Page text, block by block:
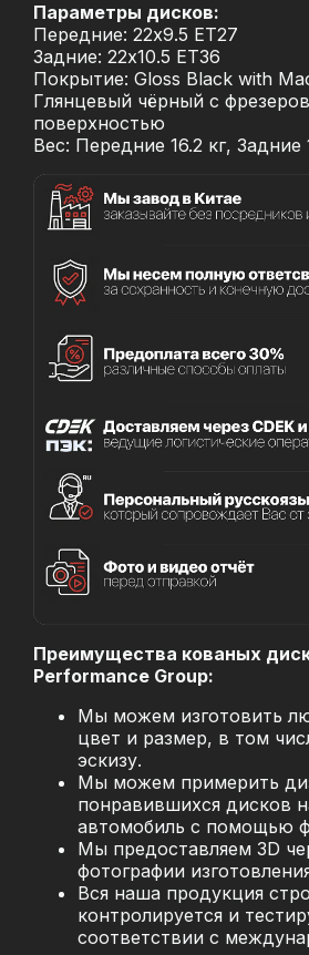
Параметры дисков:
Передние: 22x9.5 ET27
Задние: 22x10.5 ET36
Покрытие: Gloss Black with
Глянцевый чёрный с
поверхностью
Вес: Передние 16.2 кг, Задние
Преимущества кованых
Performance Group:
Мы можем изготовить
цвет и размер, в том
эскизу.
Мы можем примерить
понравившихся дисков
автомобиль с помощью
Мы предоставляем 3D
фотографии
Вся наша продукция
контролируется и
соответствии с